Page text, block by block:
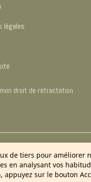
légales
droit de rétractation
2025 Cosmétique
de tiers pour améliorer
en analysant vos
sur le bouton